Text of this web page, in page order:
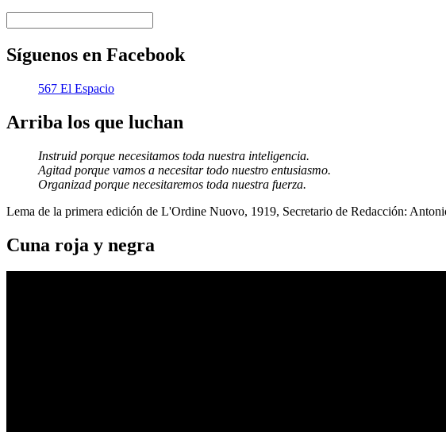
Síguenos en Facebook
567 El Espacio
Arriba los que luchan
Instruid porque necesitamos toda nuestra inteligencia.
Agitad porque vamos a necesitar todo nuestro entusiasmo.
Organizad porque necesitaremos toda nuestra fuerza.
Lema de la primera edición de L'Ordine Nuovo, 1919, Secretario de Redacción:
Cuna roja y negra